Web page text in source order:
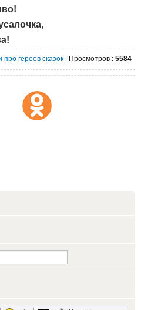
про героев сказок Просмотров : 5584